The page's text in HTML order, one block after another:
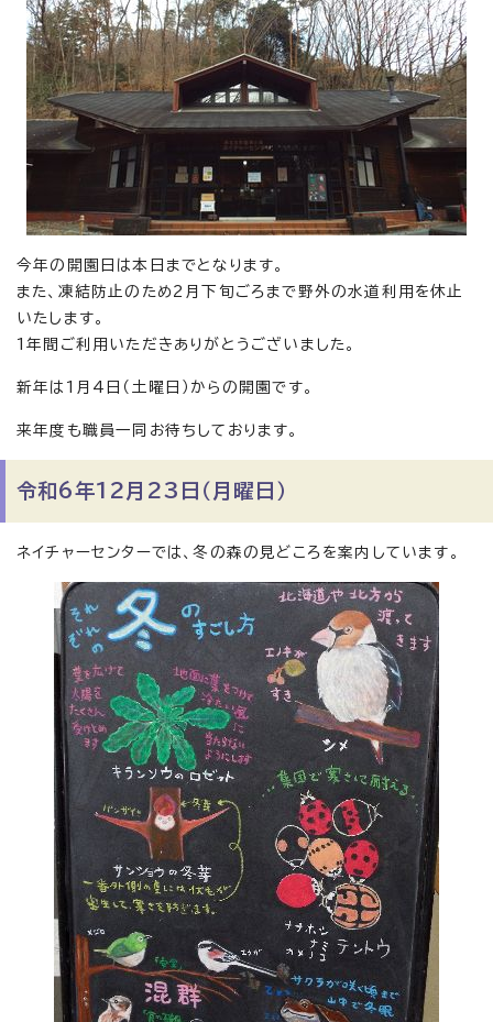
今年の開園日は本日までとなります。
また、凍結防止のため2月下旬ごろまで野外の水道利用を休止
いたします。
1年間ご利用いただきありがとうございました。
新年は1月4日（土曜日）からの開園です。
来年度も職員一同お待ちしております。
令和6年12月23日（月曜日）
ネイチャーセンターでは、冬の森の見どころを案内しています。